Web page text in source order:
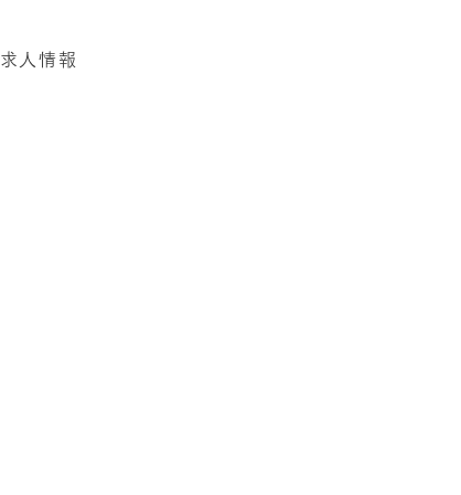
求人情報